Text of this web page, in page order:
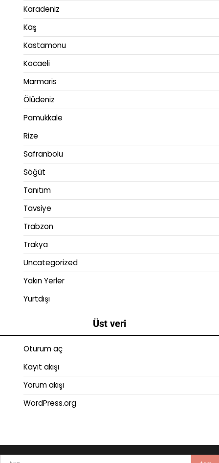
Karadeniz
Kaş
Kastamonu
Kocaeli
Marmaris
Ölüdeniz
Pamukkale
Rize
Safranbolu
Söğüt
Tanıtım
Tavsiye
Trabzon
Trakya
Uncategorized
Yakın Yerler
Yurtdışı
Üst veri
Oturum aç
Kayıt akışı
Yorum akışı
WordPress.org
Arama: